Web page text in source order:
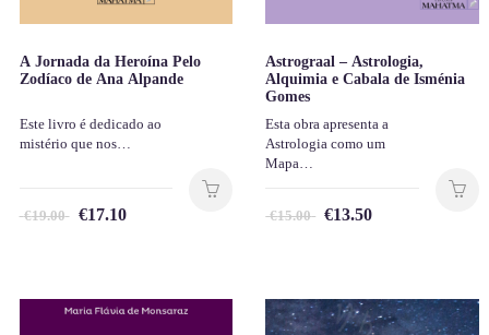
A Jornada da Heroína Pelo
Zodíaco de Ana Alpande
Este livro é dedicado ao
mistério que nos…
€19.00 €17.10
Astrograal – Astrologia,
Alquimia e Cabala de Isménia
Gomes
Esta obra apresenta a
Astrologia como um
Mapa…
€15.00 €13.50